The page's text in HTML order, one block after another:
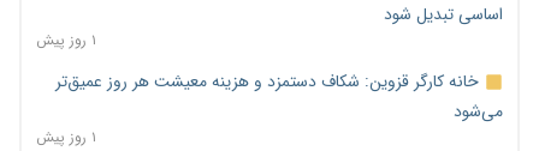
اساسی تبدیل شود
۱ روز پیش
خانه کارگر قزوین: شکاف دستمزد و هزینه معیشت هر روز عمیق‌تر
می‌شود
۱ روز پیش